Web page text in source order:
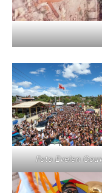
Foto Evelen